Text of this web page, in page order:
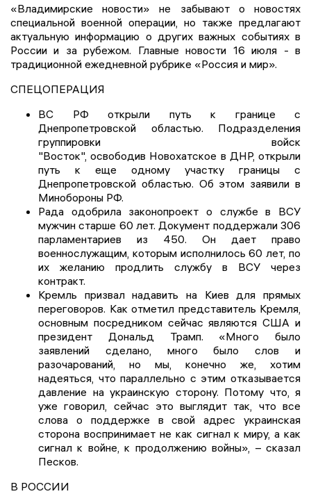
«Владимирские новости» не забывают о новостях
специальной военной операции, но также предлагают
актуальную информацию о других важных событиях в
России и за рубежом. Главные новости 16 июля - в
традиционной ежедневной рубрике «Россия и мир».
СПЕЦОПЕРАЦИЯ
ВС РФ открыли путь к границе с
Днепропетровской областью. Подразделения
группировки войск
"Восток", освободив Новохатское в ДНР, открыли
путь к еще одному участку границы с
Днепропетровской областью. Об этом заявили в
Минобороны РФ.
Рада одобрила законопроект о службе в ВСУ
мужчин старше 60 лет. Документ поддержали 306
парламентариев из 450. Он дает право
военнослужащим, которым исполнилось 60 лет, по
их желанию продлить службу в ВСУ через
контракт.
Кремль призвал надавить на Киев для прямых
переговоров. Как отметил представитель Кремля,
основным посредником сейчас являются США и
президент Дональд Трамп. «Много было
заявлений сделано, много было слов и
разочарований, но мы, конечно же, хотим
надеяться, что параллельно с этим отказывается
давление на украинскую сторону. Потому что, я
уже говорил, сейчас это выглядит так, что все
слова о поддержке в свой адрес украинская
сторона воспринимает не как сигнал к миру, а как
сигнал к войне, к продолжению войны», – сказал
Песков.
В РОССИИ